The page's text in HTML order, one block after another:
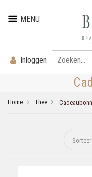
MENU
Inloggen
Home Thee